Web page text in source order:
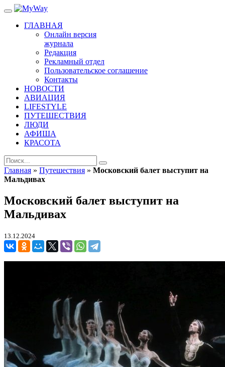
ГЛАВНАЯ
Онлайн версия
журнала
Редакция
Рекламный отдел
Пользовательское соглашение
Контакты
НОВОСТИ
АВИАЦИЯ
LIFESTYLE
ПУТЕШЕСТВИЯ
ЛЮДИ
АФИША
КРАСОТА
Главная » Путешествия » Московский балет выступит на
Мальдивах
Московский балет выступит на
Мальдивах
13.12.2024